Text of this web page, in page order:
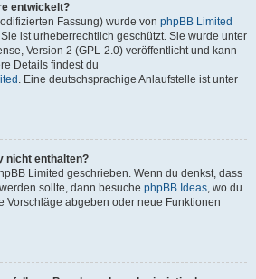
entwickelt?
Fassung) wurde von phpBB Limited
ist urheberrechtlich geschützt. Sie wurde unter
Version 2 (GPL-2.0) veröffentlicht und kann
Details findest du
. Eine deutschsprachige Anlaufstelle ist unter
nicht enthalten?
Limited geschrieben. Wenn du denkst, dass
sollte, dann besuche phpBB Ideas, wo du
Vorschläge abgeben oder neue Funktionen